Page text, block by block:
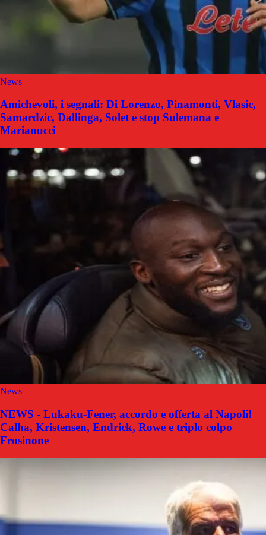
News
Amichevoli, i segnali: Di Lorenzo, Pinamonti, Vlasic,
Samardzic, Dallinga, Solet e stop Sulemana e
Marianucci
News
NEWS - Lukaku-Fener, accordo e offerta al Napoli!
Calha, Kristensen, Endrick, Rowe e triplo colpo
Frosinone